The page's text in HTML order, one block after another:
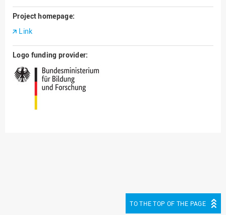
Project homepage:
Link
Logo funding provider:
TO THE TOP OF THE PAGE